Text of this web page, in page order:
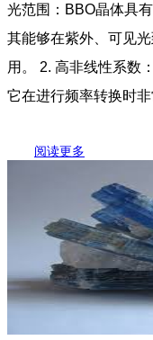
光范围：BBO晶体具
其能够在紫外、可见
用。 2. 高非线性系数
它在进行频率转换时
阅读更多